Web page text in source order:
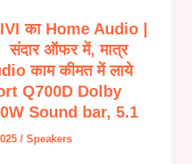
का Home Audio |
ऑफर में, मात्र
काम कीमत में लाये
Q700D Dolby
Sound bar, 5.1
/ Speakers